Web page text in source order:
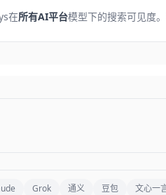
在所有AI平台模型下的搜索可见度。
Grok 通义 豆包 文心一